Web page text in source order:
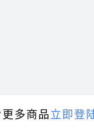
多商品 立即登